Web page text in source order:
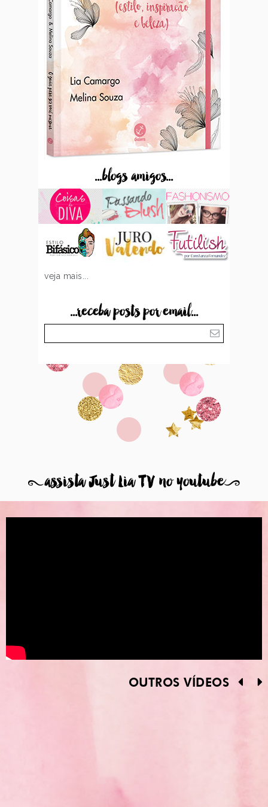
...blogs amigos...
veja mais...
...receba posts por email...
8assista Just Lia TV no youtube9
OUTROS VÍDEOS